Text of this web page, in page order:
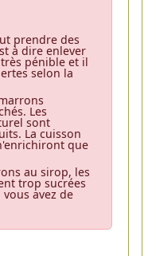
prendre des
à dire enlever
pénible et il
selon la
Les
sont
La cuisson
que
au sirop, les
trop sucrées
avez de